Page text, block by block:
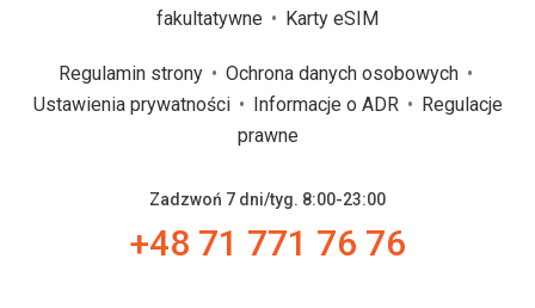
fakultatywne
Karty eSIM
Regulamin strony
Ochrona danych osobowych
Ustawienia prywatności
Informacje o ADR
Regulacje
prawne
Zadzwoń 7 dni/tyg. 8:00-23:00
+48 71 771 76 76